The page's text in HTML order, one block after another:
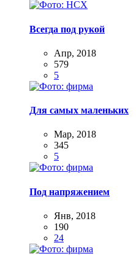
Всегда под рукой
Апр, 2018
579
5
Для самых маленьких
Мар, 2018
345
5
Под напряжением
Янв, 2018
190
24